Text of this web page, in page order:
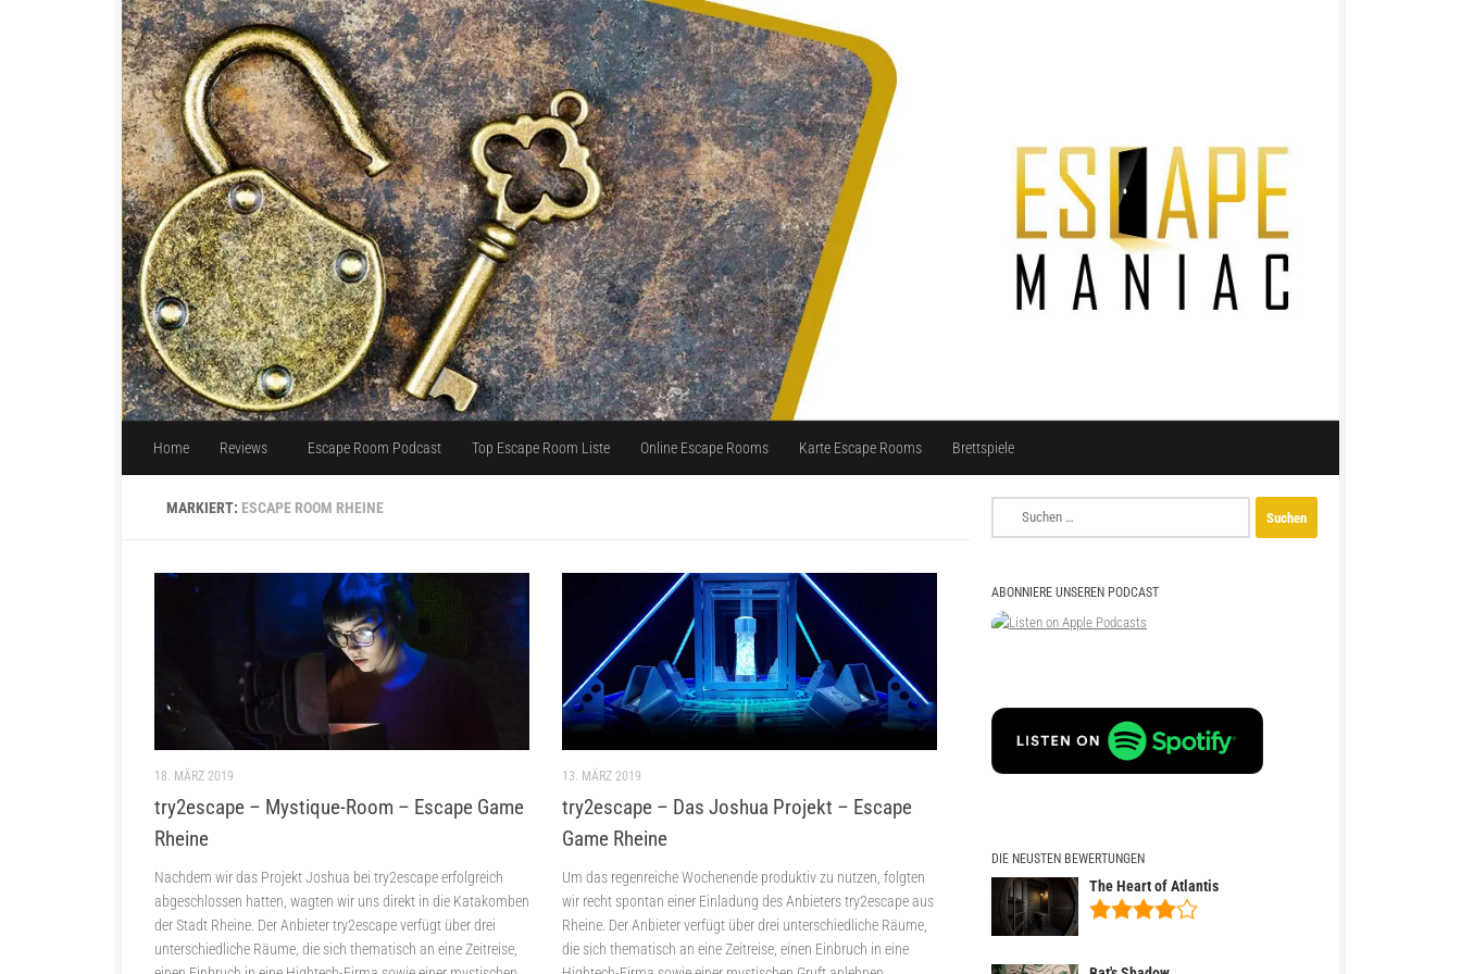
Unter dem Inhalt
Home Reviews Escape Room Podcast Top Escape Room Liste Online Escape Rooms Karte Escape Rooms Brettspiele
MARKIERT: ESCAPE ROOM RHEINE
18. MÄRZ 2019
try2escape – Mystique-Room – Escape Game
Rheine
Nachdem wir das Projekt Joshua bei try2escape erfolgreich
abgeschlossen hatten, wagten wir uns direkt in die Katakomben
der Stadt Rheine. Der Anbieter try2escape verfügt über drei
unterschiedliche Räume, die sich thematisch an eine Zeitreise,
13. MÄRZ 2019
try2escape – Das Joshua Projekt – Escape
Game Rheine
Um das regenreiche Wochenende produktiv zu nutzen, folgten
wir recht spontan einer Einladung des Anbieters try2escape aus
Rheine. Der Anbieter verfügt über drei unterschiedliche Räume,
die sich thematisch an eine Zeitreise, einen Einbruch in eine
ABONNIERE UNSEREN PODCAST
DIE NEUSTEN BEWERTUNGEN
The Heart of Atlantis